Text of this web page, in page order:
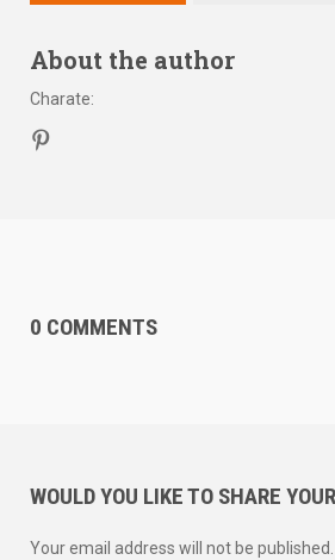
About the author
Charate:
0 COMMENTS
WOULD YOU LIKE TO SHARE
Your email address will not be